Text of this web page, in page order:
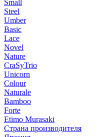
Small
Steel
Umber
Basic
Lace
Novel
Nature
CraSyTrio
Unicorn
Colour
Naturale
Bamboo
Forte
Etimo Murasaki
Страна производителя